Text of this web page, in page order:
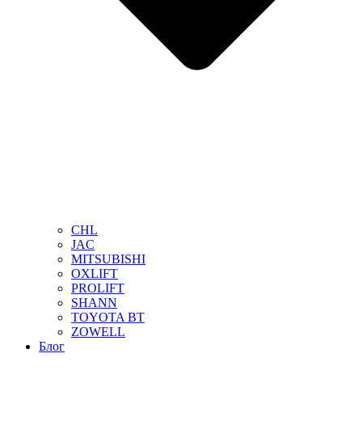
CHL
JAC
MITSUBISHI
OXLIFT
PROLIFT
SHANN
TOYOTA BT
ZOWELL
Блог